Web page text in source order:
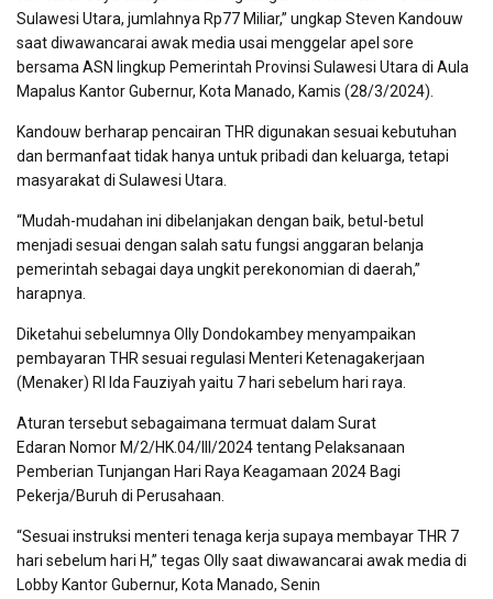
Sulawesi Utara, jumlahnya Rp77 Miliar,” ungkap Steven Kandouw
saat diwawancarai awak media usai menggelar apel sore
bersama ASN lingkup Pemerintah Provinsi Sulawesi Utara di Aula
Mapalus Kantor Gubernur, Kota Manado, Kamis (28/3/2024).
Kandouw berharap pencairan THR digunakan sesuai kebutuhan
dan bermanfaat tidak hanya untuk pribadi dan keluarga, tetapi
masyarakat di Sulawesi Utara.
“Mudah-mudahan ini dibelanjakan dengan baik, betul-betul
menjadi sesuai dengan salah satu fungsi anggaran belanja
pemerintah sebagai daya ungkit perekonomian di daerah,”
harapnya.
Diketahui sebelumnya Olly Dondokambey menyampaikan
pembayaran THR sesuai regulasi Menteri Ketenagakerjaan
(Menaker) RI Ida Fauziyah yaitu 7 hari sebelum hari raya.
Aturan tersebut sebagaimana termuat dalam Surat
Edaran Nomor M/2/HK.04/III/2024 tentang Pelaksanaan
Pemberian Tunjangan Hari Raya Keagamaan 2024 Bagi
Pekerja/Buruh di Perusahaan.
“Sesuai instruksi menteri tenaga kerja supaya membayar THR 7
hari sebelum hari H,” tegas Olly saat diwawancarai awak media di
Lobby Kantor Gubernur, Kota Manado, Senin